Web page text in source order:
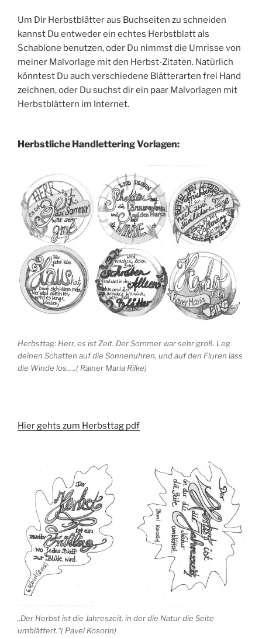
Um Dir Herbstblätter aus Buchseiten zu schneiden
kannst Du entweder ein echtes Herbstblatt als
Schablone benutzen, oder Du nimmst die Umrisse von
meiner Malvorlage mit den Herbst-Zitaten. Natürlich
könntest Du auch verschiedene Blätterarten frei Hand
zeichnen, oder Du suchst dir ein paar Malvorlagen mit
Herbstblättern im Internet.
Herbstliche Handlettering Vorlagen:
Herbsttag: Herr, es ist Zeit. Der Sommer war sehr groß. Leg
deinen Schatten auf die Sonnenuhren, und auf den Fluren lass
die Winde los…..( Rainer Maria Rilke)
Hier gehts zum Herbsttag pdf
„Der Herbst ist die Jahreszeit, in der die Natur die Seite
umblättert.“( Pavel Kosorin)